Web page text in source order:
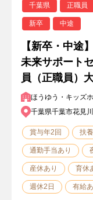
千葉県 正職員
新卒 中途
【新卒・中途
未来サポート
員（正職員）
ほうゆう・キッズ
千葉県千葉市花見
賞与年2回 扶
通勤手当あり
産休あり 育休
週休2日 有給